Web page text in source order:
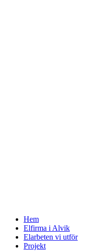
Hem
Elfirma i Alvik
Elarbeten vi utför
Projekt